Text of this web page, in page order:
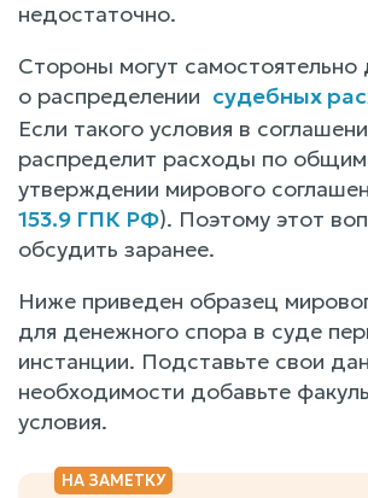
недостаточно.
Стороны могут самостоятельно
о распределении судебных
Если такого условия в
распределит расходы по
утверждении мирового
153.9 ГПК РФ). Поэтому этот
обсудить заранее.
Ниже приведен образец
для денежного спора в суде
инстанции. Подставьте свои
необходимости добавьте
условия.